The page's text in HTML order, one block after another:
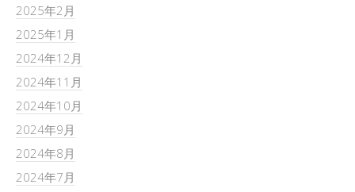
2025年2月
2025年1月
2024年12月
2024年11月
2024年10月
2024年9月
2024年8月
2024年7月